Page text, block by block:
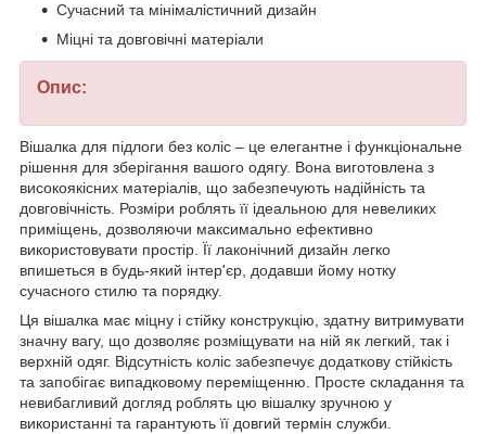
Сучасний та мінімалістичний дизайн
Міцні та довговічні матеріали
Опис:
Вішалка для підлоги без коліс – це елегантне і функціональне
рішення для зберігання вашого одягу. Вона виготовлена з
високоякісних матеріалів, що забезпечують надійність та
довговічність. Розміри роблять її ідеальною для невеликих
приміщень, дозволяючи максимально ефективно
використовувати простір. Її лаконічний дизайн легко
впишеться в будь-який інтер'єр, додавши йому нотку
сучасного стилю та порядку.
Ця вішалка має міцну і стійку конструкцію, здатну витримувати
значну вагу, що дозволяє розміщувати на ній як легкий, так і
верхній одяг. Відсутність коліс забезпечує додаткову стійкість
та запобігає випадковому переміщенню. Просте складання та
невибагливий догляд роблять цю вішалку зручною у
використанні та гарантують її довгий термін служби.